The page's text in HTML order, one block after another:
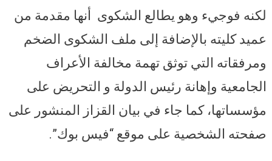
لكنه فوجيء وهو يطالع الشكوى أنها مقدمة من
عميد كليته بالإضافة إلى ملف الشكوى الضخم
ومرفقاته التي توثق تهمة مخالفة الأعراف
الجامعية وإهانة رئيس الدولة و التحريض على
مؤسساتها، كما جاء في بيان القزاز المنشور على
صفحته الشخصية على موقع “فيس بوك”.